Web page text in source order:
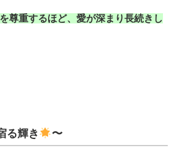
尊重するほど、愛が深まり長続きし
る輝き 〜